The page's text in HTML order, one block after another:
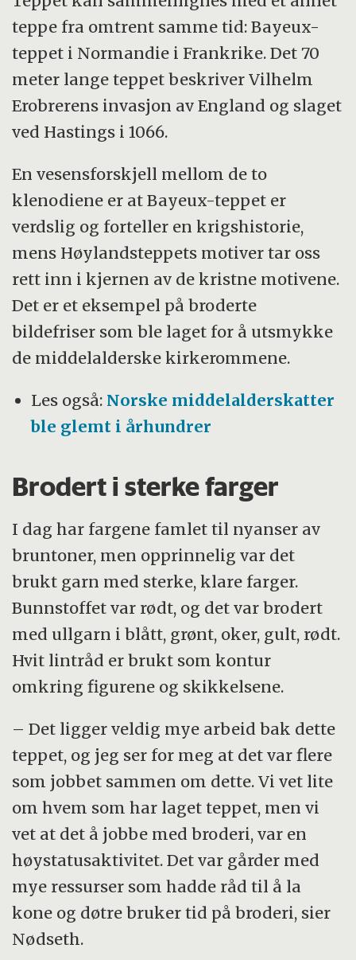
teppe fra omtrent samme tid: Bayeux-
teppet i Normandie i Frankrike. Det 70
meter lange teppet beskriver Vilhelm
Erobrerens invasjon av England og slaget
ved Hastings i 1066.
En vesensforskjell mellom de to
klenodiene er at Bayeux-teppet er
verdslig og forteller en krigshistorie,
mens Høylandsteppets motiver tar oss
rett inn i kjernen av de kristne motivene.
Det er et eksempel på broderte
bildefriser som ble laget for å utsmykke
de middelalderske kirkerommene.
Les også: Norske middelalderskatter
ble glemt i århundrer
Brodert i sterke farger
I dag har fargene famlet til nyanser av
bruntoner, men opprinnelig var det
brukt garn med sterke, klare farger.
Bunnstoffet var rødt, og det var brodert
med ullgarn i blått, grønt, oker, gult, rødt.
Hvit lintråd er brukt som kontur
omkring figurene og skikkelsene.
– Det ligger veldig mye arbeid bak dette
teppet, og jeg ser for meg at det var flere
som jobbet sammen om dette. Vi vet lite
om hvem som har laget teppet, men vi
vet at det å jobbe med broderi, var en
høystatusaktivitet. Det var gårder med
mye ressurser som hadde råd til å la
kone og døtre bruker tid på broderi, sier
Nødseth.